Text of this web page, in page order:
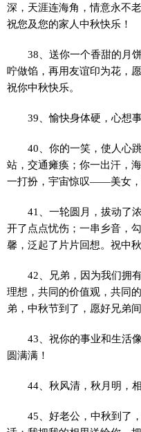
深，天涯连海角，情意永不
祝您及您的家人中秋快乐！
38、送你一个香甜的月
咛做馅，再用友谊印为花，
祝你中秋快乐。
39、愉快身体硬，心想
40、你的一笑，使人心
站，交通瘫痪；你一出汗，
一打扮，宇宙惊叹——美女，
41、一轮圆月，拔动了
开了点点忧伤；一串乡音，
馨，泛起了片片回想。祝中秋
42、兄弟，因为我们拥
理想，共同的价值观，共同
弟，中秋节到了，愿好兄弟
43、祝你的事业和生活
圆满满！
44、秋风清，秋月明，
45、好老公，中秋到了